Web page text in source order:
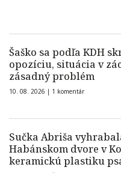
Šaško sa podľa KDH
opozíciu, situácia v
zásadný problém
10. 08. 2026 | 1 komentár
Sučka Abriša
Habánskom dvore v
keramickú plastiku